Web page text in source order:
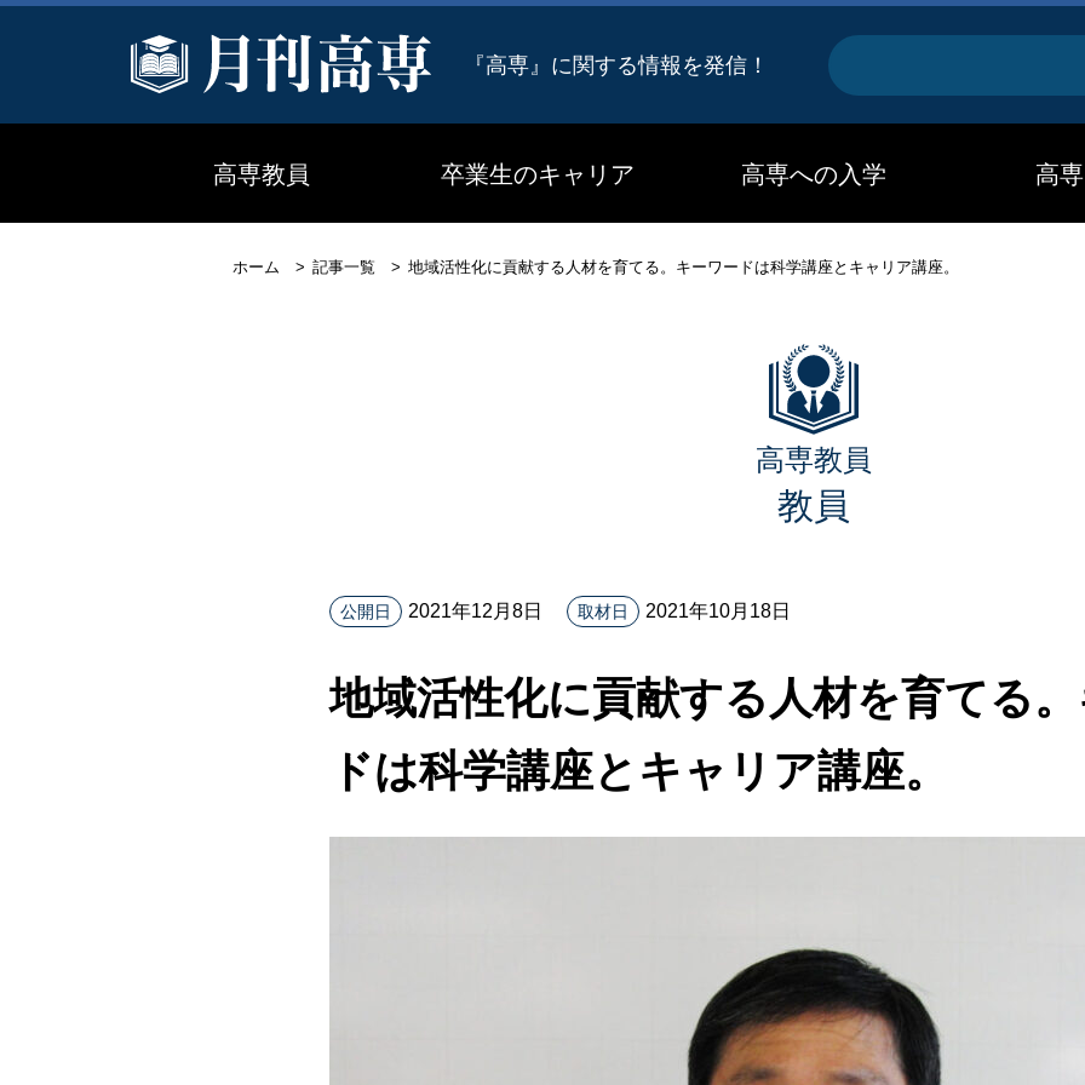
『高専』に関する情報を発信！
キ
ー
ー
ド
高専教員 卒業生のキャリア 高専への入学 高
ホーム 記事一覧 地域活性化に貢献する人材を育てる。キーワードは科学講座とキャリア講座。
高専教員
教員
地域活性化に貢献する人材を育てる
ドは科学講座とキャリア講座。
公開日 2021年12月8日 取材日 2021年10月18日